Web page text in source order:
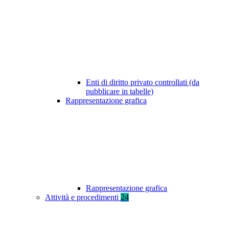
Enti di diritto privato controllati (da
pubblicare in tabelle)
Rappresentazione grafica
Rappresentazione grafica
Attività e procedimenti 24